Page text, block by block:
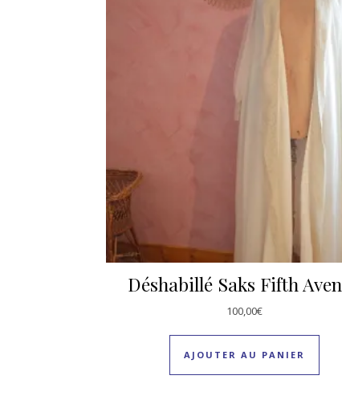
Déshabillé Saks Fifth
100,00€
AJOUTER AU PANIER